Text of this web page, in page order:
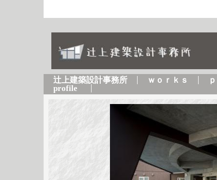
辻上建築設計事務所 ｗｏｒｋｓ
profile